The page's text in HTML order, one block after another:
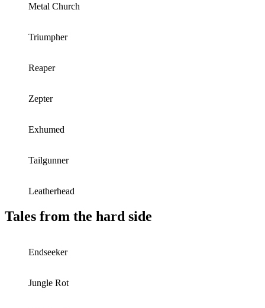
Metal Church
Triumpher
Reaper
Zepter
Exhumed
Tailgunner
Leatherhead
Tales from the hard side
Endseeker
Jungle Rot